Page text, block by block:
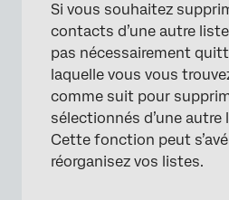
Si vous souhaitez
contacts d’une autre
pas nécessairement
laquelle vous vous
comme suit pour
sélectionnés d’une autre
Cette fonction peut
réorganisez vos listes.